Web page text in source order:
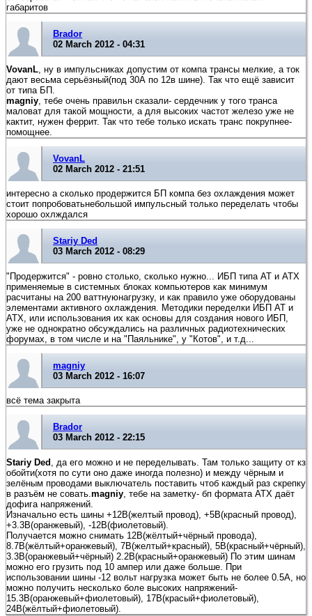
габаритов
Brador
02 March 2012 - 04:31
VovanL , ну в импульсниках допустим от компа трансы мелкие, а ток
дают весьма серьёзный(под 30А по 12в шине). Так что ещё зависит
от типа БП.
magniy , тебе очень правильн сказали- сердечник у того транса
маловат для такой мощности, а для высоких частот железо уже не
кактит, нужен феррит. Так что тебе только искать транс покрупнее-
помощнее.
VovanL
02 March 2012 - 21:51
интересно а сколько продержится БП компа без охлаждения может
стоит попробоватьнебольшой импульсный только переделать чтобы
хорошо охлждался
Stariy Ded
03 March 2012 - 08:29
"Продержится" - ровно столько, сколько нужно... ИБП типа АТ и АТХ
применяемые в системных блоках компьютеров как минимум
расчитаны на 200 ваттнуюнагрузку, и как правило уже оборудованы
элементами активного охлаждения. Методики переделки ИБП АТ и
АТХ, или использования их как основы для создания нового ИБП,
уже не однократно обсуждались на различных радиотехнических
форумах, в том числе и на "Паяльнике", у "Котов", и т.д...
magniy
03 March 2012 - 16:07
всё тема закрыта
Brador
03 March 2012 - 22:15
Stariy Ded , да его можно и не переделывать. Там только защиту от кз
обойти(хотя по сути оно даже иногда полезно) и между чёрным и
зелёным проводами выключатель поставить чтоб каждый раз скрепку
в разъём не совать.magniy, тебе на заметку- бп формата АТХ даёт
дофига напряжений.
Изначально есть шины +12В(желтый провод), +5В(красный провод),
+3.3В(оранжевый), -12В(фиолетовый).
Получается можно снимать 12В(жёлтый+чёрный провода),
8.7В(жёлтый+оранжевый), 7В(желтый+красный), 5В(красный+чёрный),
3.3В(оранжевый+чёрный) 2.2В(красный+оранжевый) По этим шинам
можно его грузить под 10 ампер или даже больше. При
использовании шины -12 вольт нагрузка может быть не более 0.5А, но
можно получить несколько боле высоких напряжений-
15.3В(оранжевый+фиолетовый), 17В(красый+фиолетовый),
24В(жёлтый+фиолетовый).